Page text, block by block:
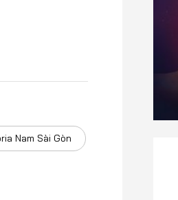
Nam Sài Gòn